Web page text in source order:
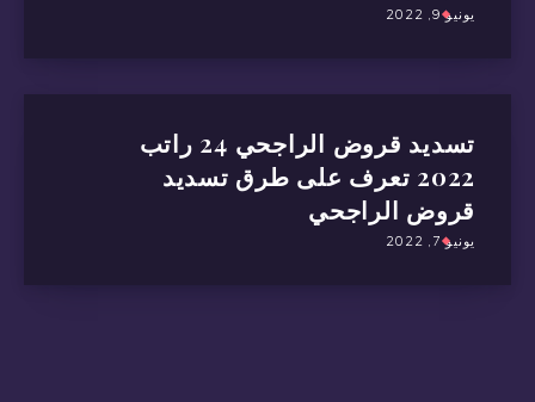
يونيو 9, 2022
تسديد قروض الراجحي 24 راتب
2022 تعرف على طرق تسديد
قروض الراجحي
يونيو 7, 2022